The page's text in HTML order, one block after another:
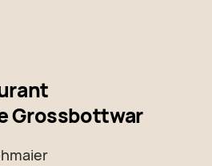
Grossbottwar